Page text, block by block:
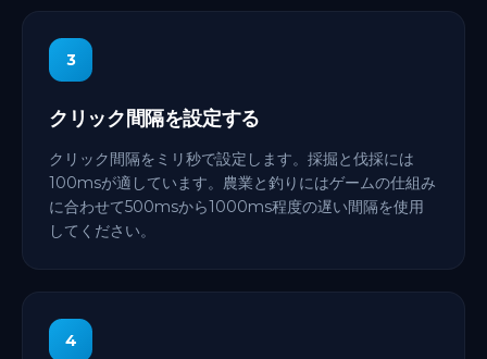
3
クリック間隔を設定する
クリック間隔をミリ秒で設定します。採掘と伐採には
100msが適しています。農業と釣りにはゲームの仕組み
に合わせて500msから1000ms程度の遅い間隔を使用
してください。
4